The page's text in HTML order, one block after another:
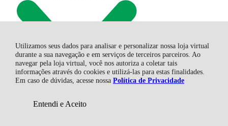
Utilizamos seus dados para analisar e personalizar nossa loja virtual
durante a sua navegação e em serviços de terceiros parceiros. Ao
navegar pela loja virtual, você nos autoriza a coletar tais
informações através do cookies e utilizá-las para estas finalidades.
Em caso de dúvidas, acesse nossa Política de Privacidade
Entendi e Aceito